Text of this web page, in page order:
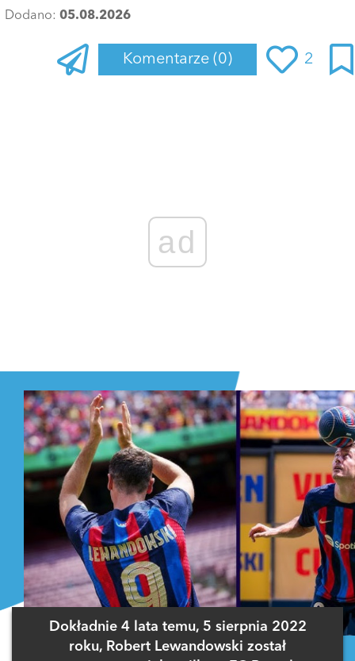
Dodano: 05.08.2026
Komentarze (0) 2
ad
Dokładnie 4 lata temu, 5 sierpnia 2022
roku, Robert Lewandowski został